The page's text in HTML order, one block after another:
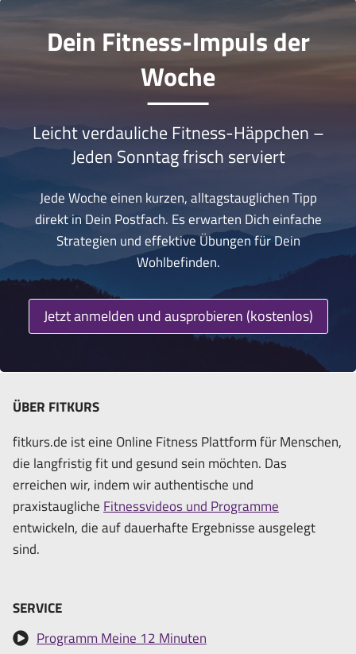
Dein Fitness-Impuls der
Woche
Leicht verdauliche Fitness-Häppchen –
Jeden Sonntag frisch serviert
Jede Woche einen kurzen, alltagstauglichen Tipp
direkt in Dein Postfach. Es erwarten Dich einfache
Strategien und effektive Übungen für Dein
Wohlbefinden.
Jetzt anmelden und ausprobieren (kostenlos)
ÜBER FITKURS
fitkurs.de ist eine Online Fitness Plattform für Menschen,
die langfristig fit und gesund sein möchten. Das
erreichen wir, indem wir authentische und
praxistaugliche Fitnessvideos und Programme
entwickeln, die auf dauerhafte Ergebnisse ausgelegt
sind.
SERVICE
Programm Meine 12 Minuten